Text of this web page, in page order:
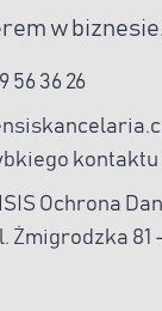
w biznesie.
56 36 26
kontaktu
Ochrona
Żmigrodzka 81